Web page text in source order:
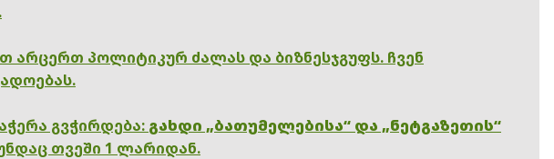
არცერთ პოლიტიკურ ძალას და ბიზნესჯგუფს. ჩვენ
გვჭირდება: გახდი „ბათუმელებისა“ და „ნეტგაზეთის“
თვეში 1 ლარიდან.